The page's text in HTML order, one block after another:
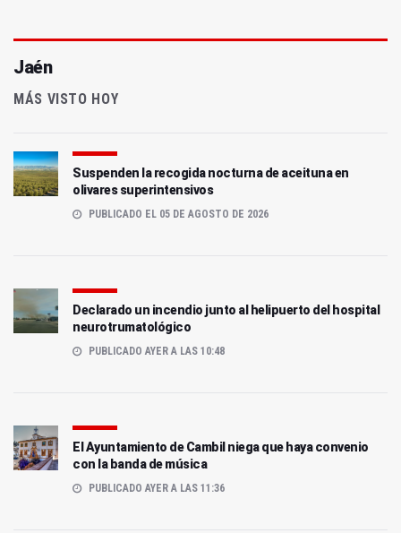
Jaén
MÁS VISTO HOY
Suspenden la recogida nocturna de aceituna en
olivares superintensivos
PUBLICADO EL 05 DE AGOSTO DE 2026
Declarado un incendio junto al helipuerto del hospital
neurotrumatológico
PUBLICADO AYER A LAS 10:48
El Ayuntamiento de Cambil niega que haya convenio
con la banda de música
PUBLICADO AYER A LAS 11:36